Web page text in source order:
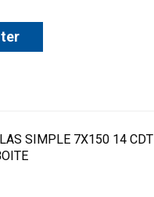
SIMPLE 7X150 14 CDT